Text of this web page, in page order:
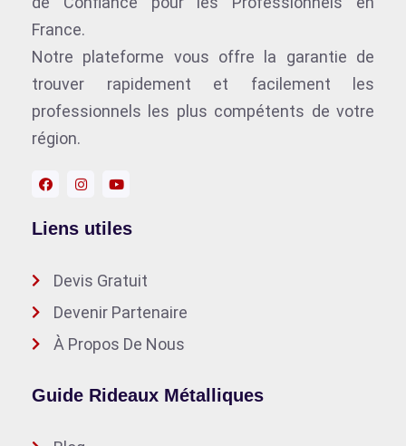
France.
Notre plateforme vous offre la garantie de
trouver rapidement et facilement les
professionnels les plus compétents de votre
région.
Liens utiles
Devis Gratuit
Devenir Partenaire
À Propos De Nous
Guide Rideaux Métalliques